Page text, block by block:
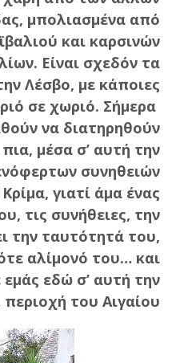
μπολιασμένα από
και καρσινών
Είναι σχεδόν τα
Λέσβο, με κάποιες
σε χωριό. Σήμερα
να διατηρηθούν
μέσα σ’ αυτή την
συνηθειών
γιατί άμα ένας
τις συνήθειες, την
την ταυτότητά του,
αλίμονό του… και
εδώ σ’ αυτή την
του Αιγαίου